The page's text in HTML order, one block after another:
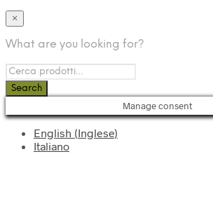
×
What are you looking for?
Manage consent
English (Inglese)
Italiano